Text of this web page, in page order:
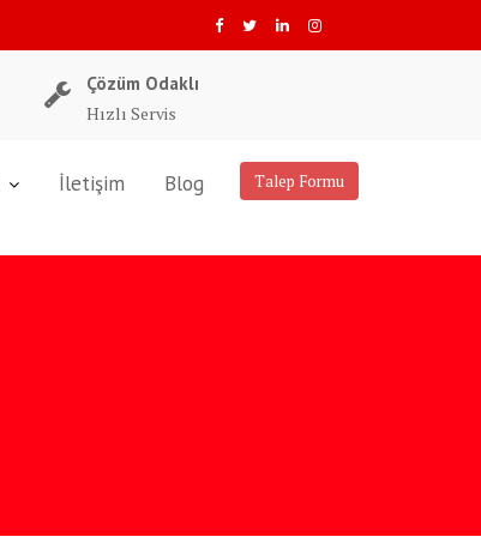
Çözüm Odaklı
Hızlı Servis
Talep Formu
İletişim Blog